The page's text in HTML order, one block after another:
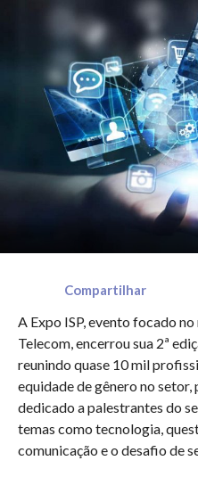
Compartilhar
A Expo ISP, evento focado
Telecom, encerrou sua 2ª
reunindo quase 10 mil
equidade de gênero no
dedicado a palestrantes do
temas como tecnologia,
comunicação e o desafio de